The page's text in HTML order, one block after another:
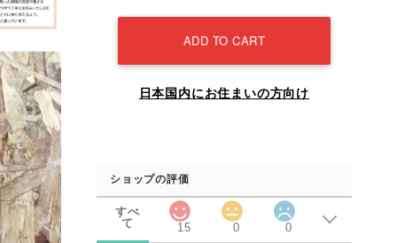
ADD TO CART
日本国内にお住まいの方向け
ショップの評価
すべ
て
15 0 0